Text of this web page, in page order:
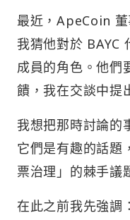
最近，ApeCoin 董
我猜他對於 BAYC
成員的角色。他們
饋，我在交談中提
我想把那時討論的
它們是有趣的話題
票治理」的棘手議
在此之前我先強調